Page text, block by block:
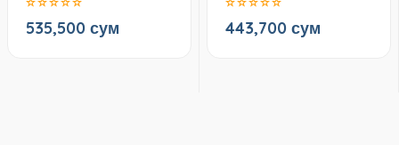
535,500 сум 443,700 сум